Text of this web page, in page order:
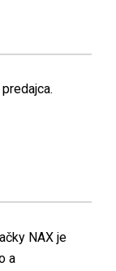
NAX je
a